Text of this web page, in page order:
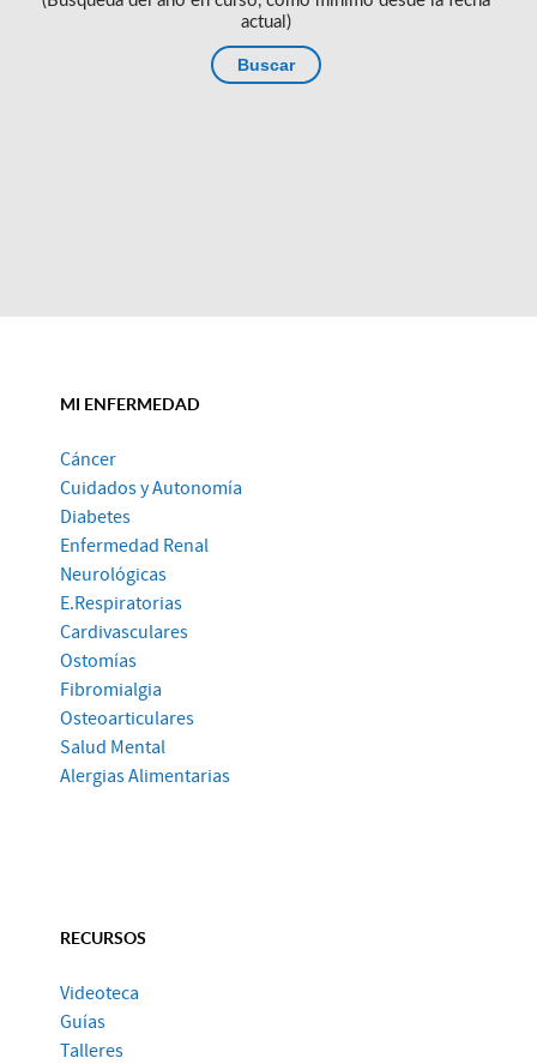
MI ENFERMEDAD
Cáncer
Cuidados y Autonomía
Diabetes
Enfermedad Renal
Neurológicas
E.Respiratorias
Cardivasculares
Ostomías
Fibromialgia
Osteoarticulares
Salud Mental
Alergias Alimentarias
RECURSOS
Videoteca
Guías
Talleres